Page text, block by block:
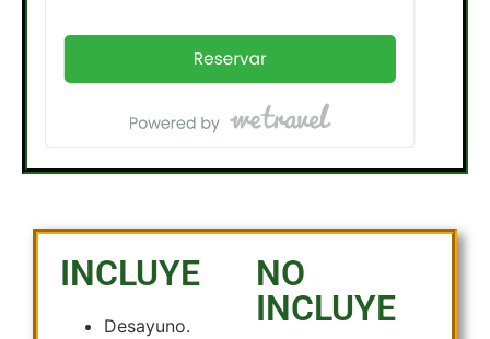
INCLUYE
Desayuno.
NO
INCLUYE